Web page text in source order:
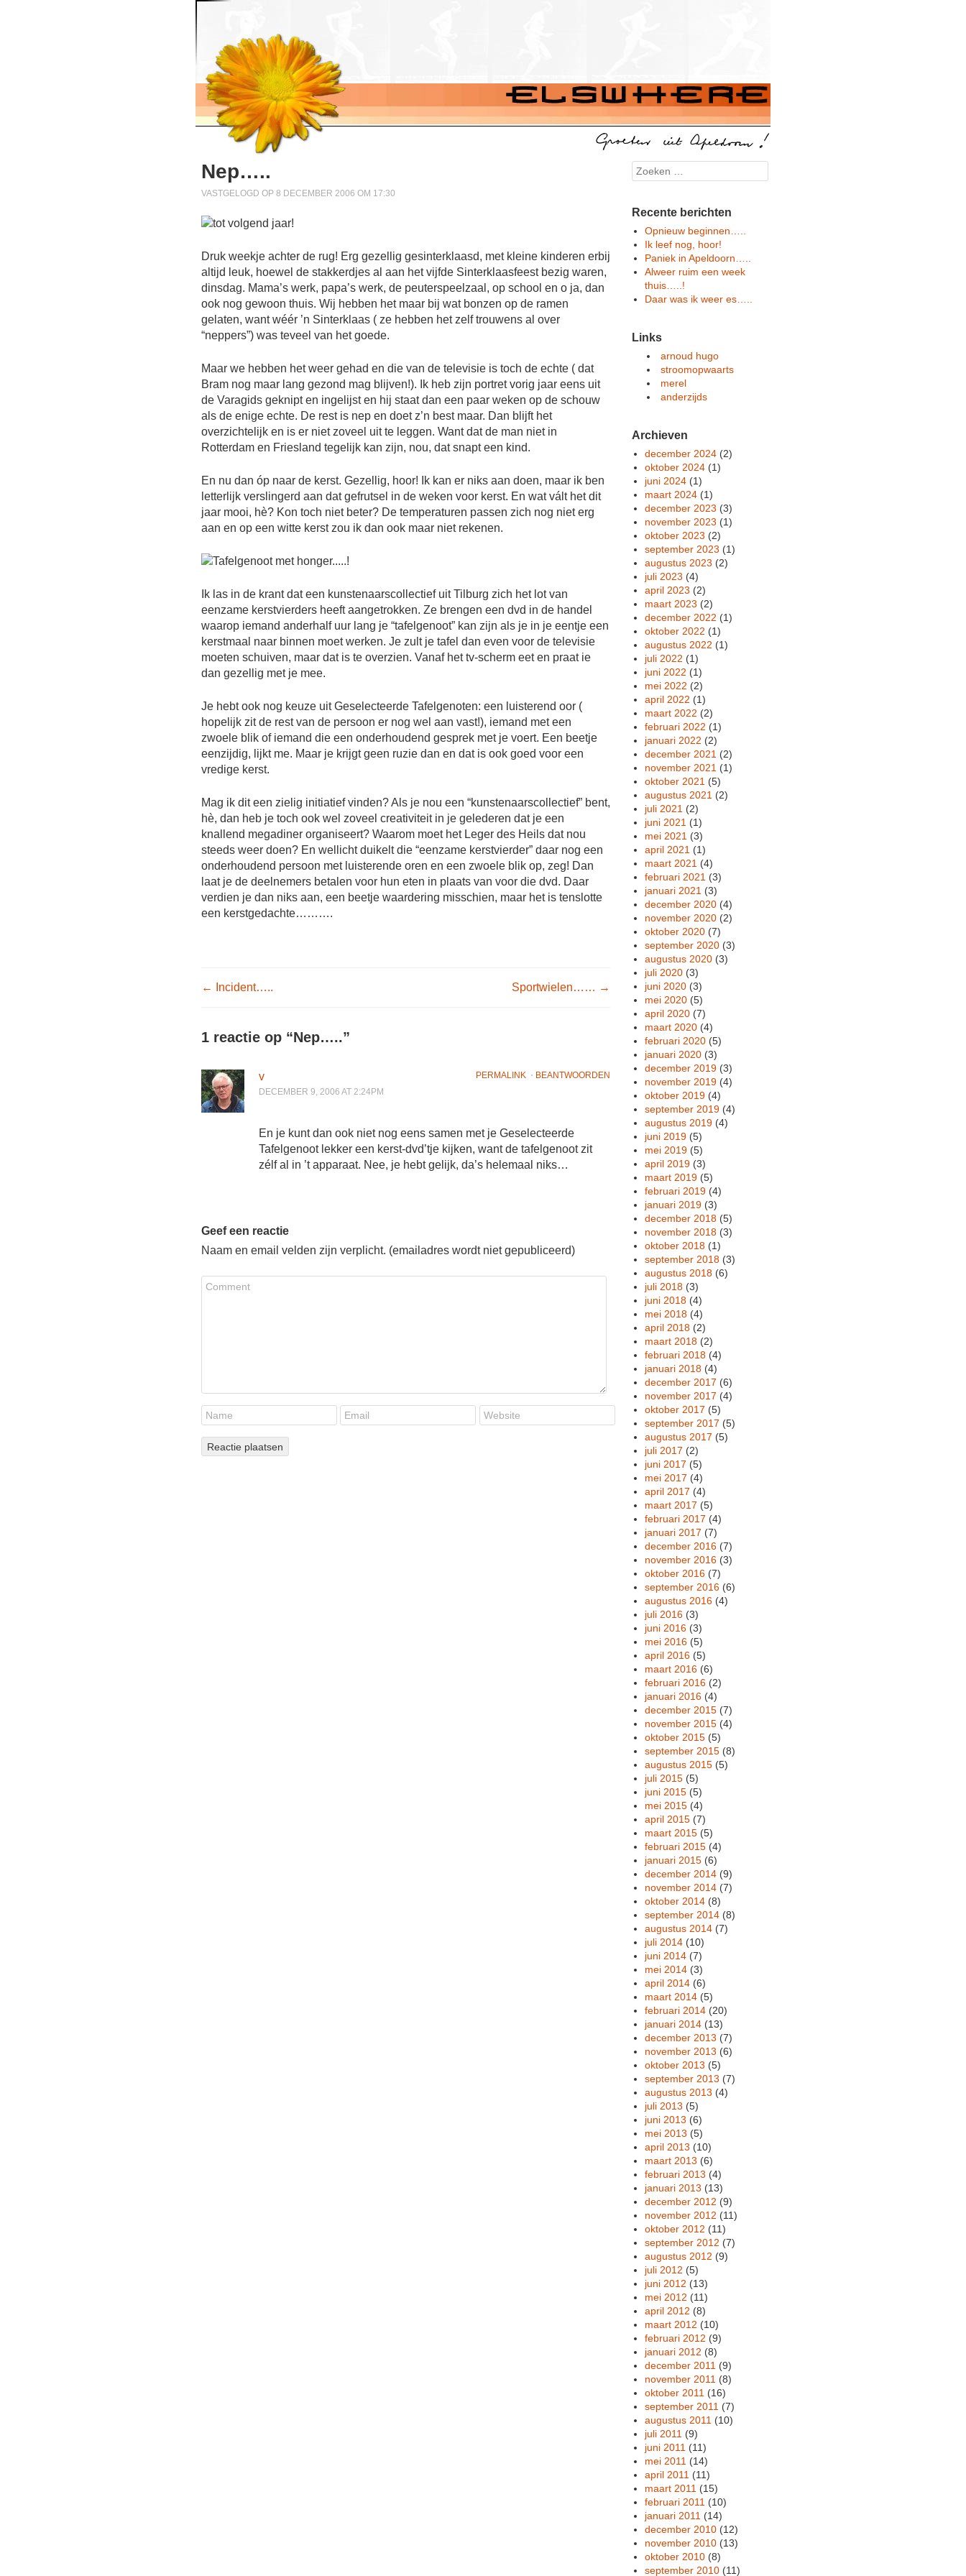
Nep…..
VASTGELOGD OP 8 DECEMBER 2006 OM 17:30
Druk weekje achter de rug! Erg gezellig gesinterklaasd, met kleine kinderen erbij
altijd leuk, hoewel de stakkerdjes al aan het vijfde Sinterklaasfeest bezig waren,
dinsdag. Mama’s werk, papa’s werk, de peuterspeelzaal, op school en o ja, dan
ook nog gewoon thuis. Wij hebben het maar bij wat bonzen op de ramen
gelaten, want wéér ’n Sinterklaas ( ze hebben het zelf trouwens al over
“neppers”) was teveel van het goede.
Maar we hebben het weer gehad en die van de televisie is toch de echte ( dat
Bram nog maar lang gezond mag blijven!). Ik heb zijn portret vorig jaar eens uit
de Varagids geknipt en ingelijst en hij staat dan een paar weken op de schouw
als de enige echte. De rest is nep en doet z’n best maar. Dan blijft het
overzichtelijk en is er niet zoveel uit te leggen. Want dat de man niet in
Rotterdam en Friesland tegelijk kan zijn, nou, dat snapt een kind.
En nu dan óp naar de kerst. Gezellig, hoor! Ik kan er niks aan doen, maar ik ben
letterlijk verslingerd aan dat gefrutsel in de weken voor kerst. En wat vált het dit
jaar mooi, hè? Kon toch niet beter? De temperaturen passen zich nog niet erg
aan en op een witte kerst zou ik dan ook maar niet rekenen.
Ik las in de krant dat een kunstenaarscollectief uit Tilburg zich het lot van
eenzame kerstvierders heeft aangetrokken. Ze brengen een dvd in de handel
waarop iemand anderhalf uur lang je “tafelgenoot” kan zijn als je in je eentje een
kerstmaal naar binnen moet werken. Je zult je tafel dan even voor de televisie
moeten schuiven, maar dat is te overzien. Vanaf het tv-scherm eet en praat ie
dan gezellig met je mee.
Je hebt ook nog keuze uit Geselecteerde Tafelgenoten: een luisterend oor (
hopelijk zit de rest van de persoon er nog wel aan vast!), iemand met een
zwoele blik of iemand die een onderhoudend gesprek met je voert. Een beetje
eenzijdig, lijkt me. Maar je krijgt geen ruzie dan en dat is ook goed voor een
vredige kerst.
Mag ik dit een zielig initiatief vinden? Als je nou een “kunstenaarscollectief” bent,
hè, dan heb je toch ook wel zoveel creativiteit in je gelederen dat je een
knallend megadiner organiseert? Waarom moet het Leger des Heils dat nou
steeds weer doen? En wellicht duikelt die “eenzame kerstvierder” daar nog een
onderhoudend persoon met luisterende oren en een zwoele blik op, zeg! Dan
laat je de deelnemers betalen voor hun eten in plaats van voor die dvd. Daar
verdien je dan niks aan, een beetje waardering misschien, maar het is tenslotte
een kerstgedachte……….
Post navigation
← Incident….. Sportwielen…… →
1 reactie op “Nep…..”
PERMALINK ⋅ BEANTWOORDEN
v
DECEMBER 9, 2006 AT 2:24PM
En je kunt dan ook niet nog eens samen met je Geselecteerde
Tafelgenoot lekker een kerst-dvd’tje kijken, want de tafelgenoot zit
zélf al in ’t apparaat. Nee, je hebt gelijk, da’s helemaal niks…
Geef een reactie
Naam en email velden zijn verplicht. (emailadres wordt niet gepubliceerd)
Search
Recente berichten
Opnieuw beginnen…..
Ik leef nog, hoor!
Paniek in Apeldoorn…..
Alweer ruim een week
thuis…..!
Daar was ik weer es…..
Links
arnoud hugo
stroomopwaarts
merel
anderzijds
Archieven
december 2024 (2)
oktober 2024 (1)
juni 2024 (1)
maart 2024 (1)
december 2023 (3)
november 2023 (1)
oktober 2023 (2)
september 2023 (1)
augustus 2023 (2)
juli 2023 (4)
april 2023 (2)
maart 2023 (2)
december 2022 (1)
oktober 2022 (1)
augustus 2022 (1)
juli 2022 (1)
juni 2022 (1)
mei 2022 (2)
april 2022 (1)
maart 2022 (2)
februari 2022 (1)
januari 2022 (2)
december 2021 (2)
november 2021 (1)
oktober 2021 (5)
augustus 2021 (2)
juli 2021 (2)
juni 2021 (1)
mei 2021 (3)
april 2021 (1)
maart 2021 (4)
februari 2021 (3)
januari 2021 (3)
december 2020 (4)
november 2020 (2)
oktober 2020 (7)
september 2020 (3)
augustus 2020 (3)
juli 2020 (3)
juni 2020 (3)
mei 2020 (5)
april 2020 (7)
maart 2020 (4)
februari 2020 (5)
januari 2020 (3)
december 2019 (3)
november 2019 (4)
oktober 2019 (4)
september 2019 (4)
augustus 2019 (4)
juni 2019 (5)
mei 2019 (5)
april 2019 (3)
maart 2019 (5)
februari 2019 (4)
januari 2019 (3)
december 2018 (5)
november 2018 (3)
oktober 2018 (1)
september 2018 (3)
augustus 2018 (6)
juli 2018 (3)
juni 2018 (4)
mei 2018 (4)
april 2018 (2)
maart 2018 (2)
februari 2018 (4)
januari 2018 (4)
december 2017 (6)
november 2017 (4)
oktober 2017 (5)
september 2017 (5)
augustus 2017 (5)
juli 2017 (2)
juni 2017 (5)
mei 2017 (4)
april 2017 (4)
maart 2017 (5)
februari 2017 (4)
januari 2017 (7)
december 2016 (7)
november 2016 (3)
oktober 2016 (7)
september 2016 (6)
augustus 2016 (4)
juli 2016 (3)
juni 2016 (3)
mei 2016 (5)
april 2016 (5)
maart 2016 (6)
februari 2016 (2)
januari 2016 (4)
december 2015 (7)
november 2015 (4)
oktober 2015 (5)
september 2015 (8)
augustus 2015 (5)
juli 2015 (5)
juni 2015 (5)
mei 2015 (4)
april 2015 (7)
maart 2015 (5)
februari 2015 (4)
januari 2015 (6)
december 2014 (9)
november 2014 (7)
oktober 2014 (8)
september 2014 (8)
augustus 2014 (7)
juli 2014 (10)
juni 2014 (7)
mei 2014 (3)
april 2014 (6)
maart 2014 (5)
februari 2014 (20)
januari 2014 (13)
december 2013 (7)
november 2013 (6)
oktober 2013 (5)
september 2013 (7)
augustus 2013 (4)
juli 2013 (5)
juni 2013 (6)
mei 2013 (5)
april 2013 (10)
maart 2013 (6)
februari 2013 (4)
januari 2013 (13)
december 2012 (9)
november 2012 (11)
oktober 2012 (11)
september 2012 (7)
augustus 2012 (9)
juli 2012 (5)
juni 2012 (13)
mei 2012 (11)
april 2012 (8)
maart 2012 (10)
februari 2012 (9)
januari 2012 (8)
december 2011 (9)
november 2011 (8)
oktober 2011 (16)
september 2011 (7)
augustus 2011 (10)
juli 2011 (9)
juni 2011 (11)
mei 2011 (14)
april 2011 (11)
maart 2011 (15)
februari 2011 (10)
januari 2011 (14)
december 2010 (12)
november 2010 (13)
oktober 2010 (8)
september 2010 (11)